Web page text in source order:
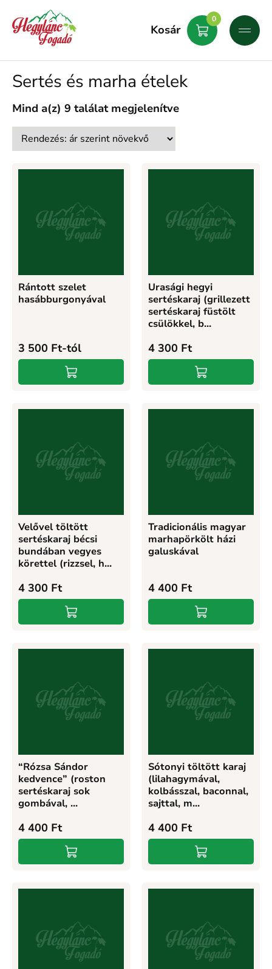
Kosár
0
Sertés és marha ételek
Mind a(z) 9 találat megjelenítve
Rántott szelet
hasábburgonyával
3 500 Ft-tól
Urasági hegyi
sertéskaraj (grillezett
sertéskaraj füstölt
csülökkel, b...
4 300 Ft
Velővel töltött
sertéskaraj bécsi
bundában vegyes
körettel (rizzsel, h...
4 300 Ft
Tradicionális magyar
marhapörkölt házi
galuskával
4 400 Ft
“Rózsa Sándor
kedvence” (roston
sertéskaraj sok
gombával, ...
4 400 Ft
Sótonyi töltött karaj
(lilahagymával,
kolbásszal, baconnal,
sajttal, m...
4 400 Ft